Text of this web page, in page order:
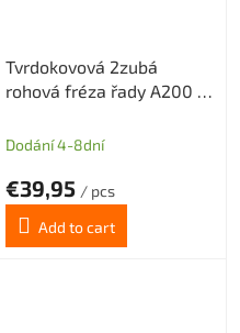
Tvrdokovová 2zubá
rohová fréza řady A200 s
pr.2 mm odlehčený krček
Dodání 4-8dní
€39,95 / pcs
Add to cart